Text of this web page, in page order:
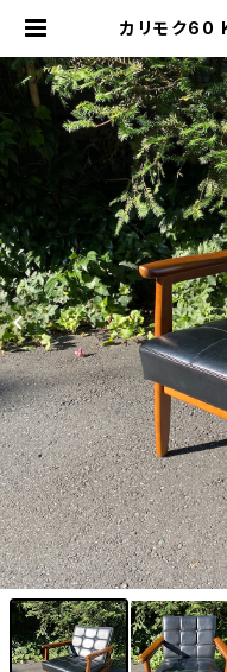
カリモク60
リノス-
リサイ